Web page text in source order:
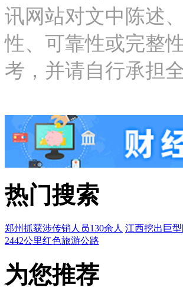
讯网站对文中陈述
性、可靠性或完整
考，并请自行承担
热门搜索
郑州抓获涉传销人员130余人 江西挖出巨
2442公里红色旅游公路
为您推荐